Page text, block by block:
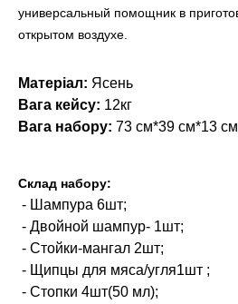
универсальный помощник в
открытом воздухе.
Матеріал: Ясень
Вага кейсу: 12кг
Вага набору: 73 см*39 см*13 см
Склад набору:
- Шампура 6шт;
- Двойной шампур- 1шт;
- Стойки-мангал 2шт;
- Щипцы для мяса/угля1шт ;
- Стопки 4шт(50 мл);